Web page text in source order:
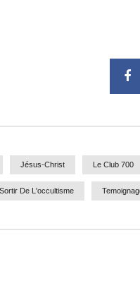
Jésus-Christ Le Club 700
Sortir De L'occultisme